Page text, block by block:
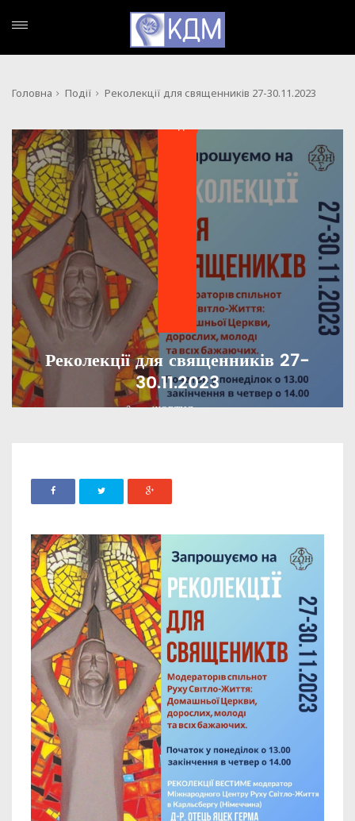
Головна Події Реколекції для священників 27-30.11.2023
Реколекції для священників 27-
30.11.2023
ADMIN 28 ЖОВТНЯ, 2023 1099